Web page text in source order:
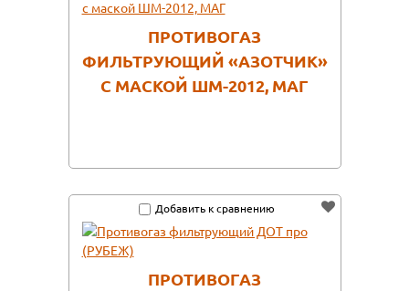
ПРОТИВОГАЗ
ФИЛЬТРУЮЩИЙ «АЗОТЧИК»
С МАСКОЙ ШМ-2012, МАГ
Добавить к сравнению
ПРОТИВОГАЗ